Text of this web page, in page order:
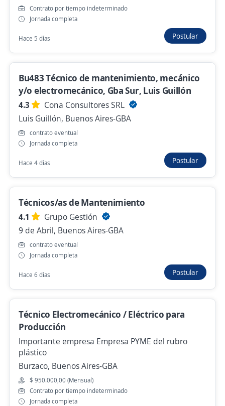
Ayer
Se precisa Urgente Empleo destacado
Técnico Electromecánico / Eléctrico para
Producción
Importante empresa Empresa PYME del rubro
plástico
Burzaco, Buenos Aires-GBA
Ayer
Tecnico Electromecanico
Artes Gráficas Raal S.A.
Hurlingham, Buenos Aires-GBA
Técnicos Electromecánicos para
Concesionario Scania, zona La Reja,
Moreno
TALENTO + RH
La Reja, Buenos Aires-GBA
Hace 2 días
Tecnico electromecánico para
mantenimiento industrial
4,1
Pullmen RRHH
Contrato por tiempo indeterminado
Jornada completa
Hace 5 días Postular
Bu483 Técnico de mantenimiento, mecánico
y/o electromecánico, Gba Sur, Luis Guillón
4.3
Cona Consultores SRL
Luis Guillón, Buenos Aires-GBA
contrato eventual
Jornada completa
Hace 4 días Postular
Técnicos/as de Mantenimiento
4.1
Grupo Gestión
9 de Abril, Buenos Aires-GBA
contrato eventual
Jornada completa
Hace 6 días Postular
Técnico Electromecánico / Eléctrico para
Producción
Importante empresa Empresa PYME del rubro
plástico
Burzaco, Buenos Aires-GBA
$ 950.000,00 (Mensual)
Contrato por tiempo indeterminado
Jornada completa